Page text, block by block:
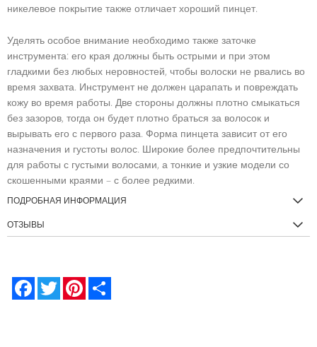
никелевое покрытие также отличает хороший пинцет.
Уделять особое внимание необходимо также заточке
инструмента: его края должны быть острыми и при этом
гладкими без любых неровностей, чтобы волоски не рвались во
время захвата. Инструмент не должен царапать и повреждать
кожу во время работы. Две стороны должны плотно смыкаться
без зазоров, тогда он будет плотно браться за волосок и
вырывать его с первого раза. Форма пинцета зависит от его
назначения и густоты волос. Широкие более предпочтительны
для работы с густыми волосами, а тонкие и узкие модели со
скошенными краями – с более редкими.
ПОДРОБНАЯ ИНФОРМАЦИЯ
ОТЗЫВЫ
Facebook
Twitter Pinterest